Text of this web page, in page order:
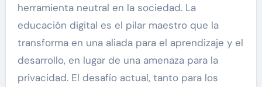
herramienta neutral en la sociedad. La
educación digital es el pilar maestro que la
transforma en una aliada para el aprendizaje y el
desarrollo, en lugar de una amenaza para la
privacidad. El desafío actual, tanto para los